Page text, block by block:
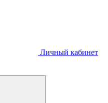
Личный кабинет